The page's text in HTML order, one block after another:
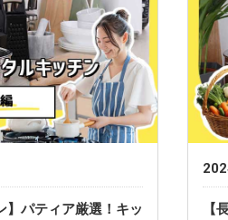
】パティア厳選！キッ
【